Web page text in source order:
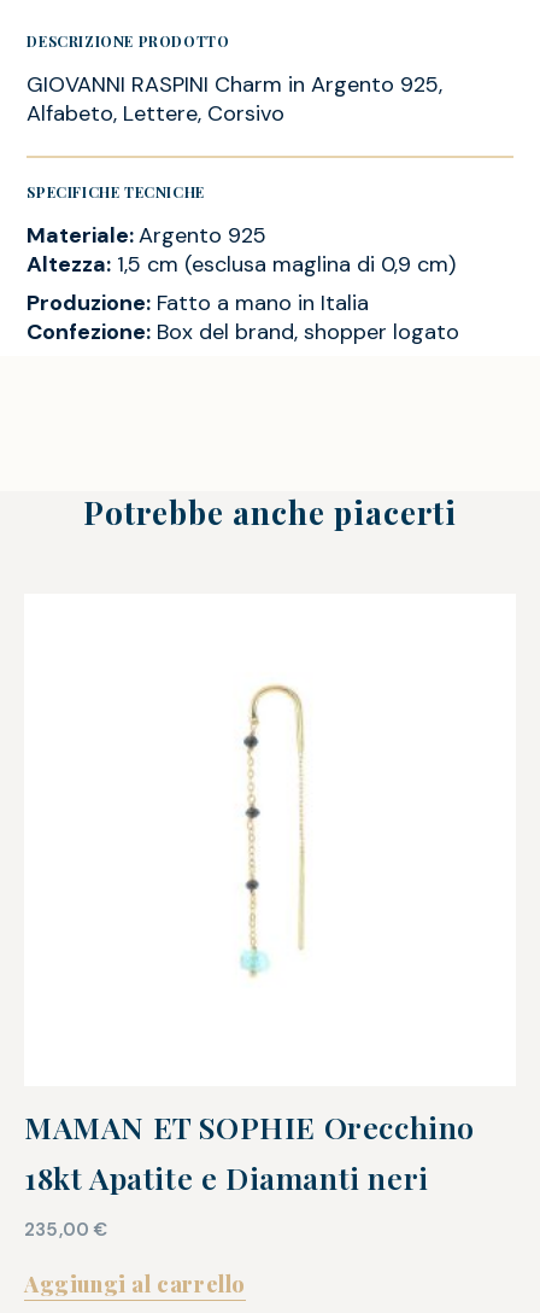
DESCRIZIONE PRODOTTO
GIOVANNI RASPINI Charm in Argento 925,
Alfabeto, Lettere, Corsivo
SPECIFICHE TECNICHE
Materiale:Argento 925
Altezza: 1,5 cm (esclusa maglina di 0,9 cm)
Produzione: Fatto a mano in Italia
Confezione: Box del brand, shopper logato
Potrebbe anche piacerti
MAMAN ET SOPHIE Orecchino
18kt Apatite e Diamanti neri
235,00€
Aggiungi al carrello